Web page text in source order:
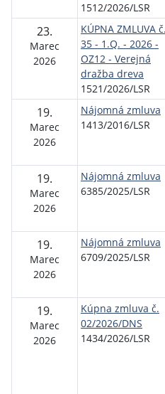
1512/2026/LSR
23.
Marec
2026
KÚPNA ZMLUVA č.
35 - 1.Q. - 2026 -
OZ12 - Verejná
dražba dreva
1521/2026/LSR
19.
Marec
2026
Nájomná zmluva
1413/2016/LSR
19.
Marec
2026
Nájomná zmluva
6385/2025/LSR
19.
Marec
2026
Nájomná zmluva
6709/2025/LSR
19.
Marec
2026
Kúpna zmluva č.
02/2026/DNS
1434/2026/LSR